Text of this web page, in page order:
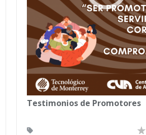
Testimonios de Promotores